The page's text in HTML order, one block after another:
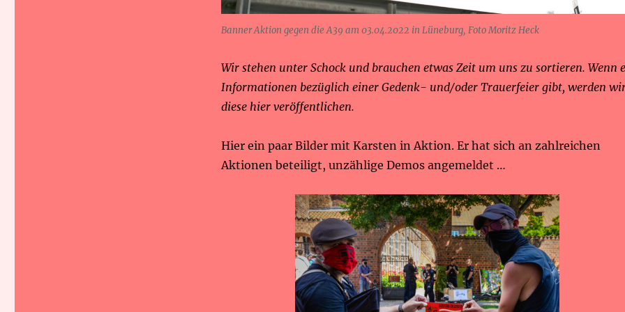
Banner Aktion gegen die A39 am 03.04.2022 in Lüneburg, Foto Moritz Heck
Wir stehen unter Schock und brauchen etwas Zeit um uns zu sortieren. Wenn
Informationen bezüglich einer Gedenk- und/oder Trauerfeier gibt, werden
diese hier veröffentlichen.
Hier ein paar Bilder mit Karsten in Aktion. Er hat sich an zahlreichen
Aktionen beteiligt, unzählige Demos angemeldet …